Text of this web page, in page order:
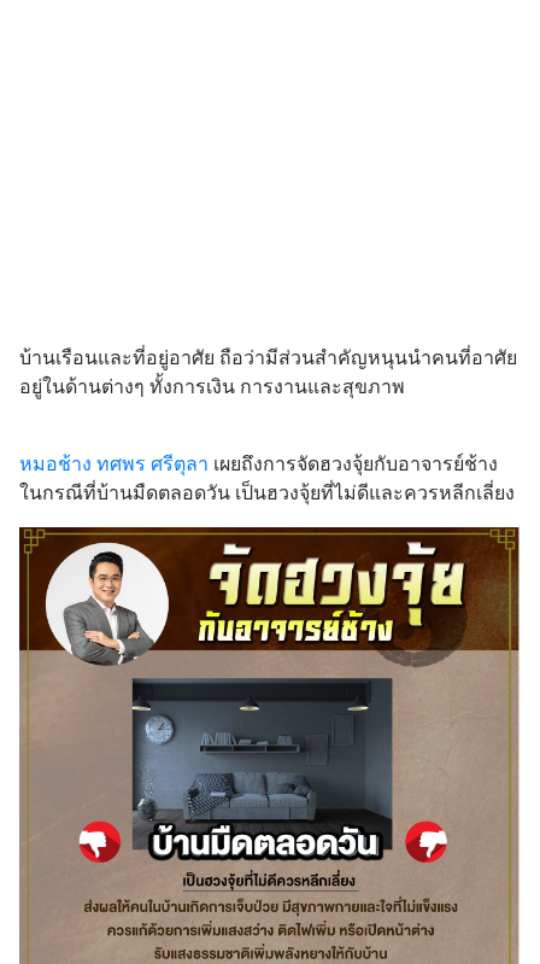
บ้านเรือนและที่อยู่อาศัย ถือว่ามีส่วนสำคัญหนุนนำคนที่อาศัย
อยู่ในด้านต่างๆ ทั้งการเงิน การงานและสุขภาพ
หมอช้าง ทศพร ศรีตุลา เผยถึงการจัดฮวงจุ้ยกับอาจารย์ช้าง
ในกรณีที่บ้านมืดตลอดวัน เป็นฮวงจุ้ยที่ไม่ดีและควรหลีกเลี่ยง